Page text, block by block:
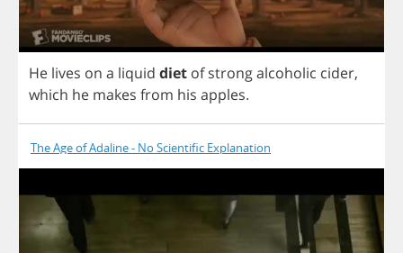
He lives on a liquid diet of strongalcoholic cider,
which he makes from his apples.
The Age of Adaline - No Scientific Explanation